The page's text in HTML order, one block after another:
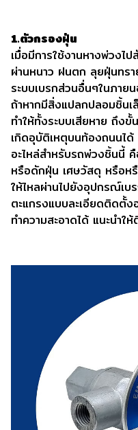
1.ตัวกรองฝุ่น
เมื่อมีการใช้งานหางพ่วงไ
ผ่านหนาว ฝนตก ลุยฝุ่นทรา
ระบบเบรกส่วนอื่นๆในภาย
ถ้าหากมีสิ่งแปลกปลอมชิ้นเ
ทำให้ทั้งระบบเสียหาย ถึงขั้
เกิดอุบัติเหตุบนท้องถนนได้
อะไหล่สำหรับรถพ่วงชิ้นนี้
หรือดักฝุ่น เศษวัสดุ หรือห
ให้ไหลผ่านไปยังอุปกรณ์เบ
ตะแกรงแบบละเอียดติดตั้
ทำความสะอาดได้ แนะนำ